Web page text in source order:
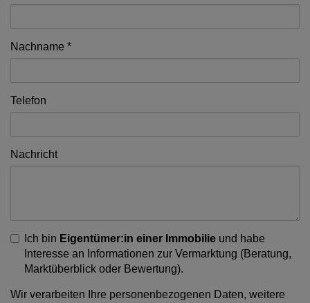
Nachname
Telefon
Nachricht
Ich bin Eigentümer:in einer Immobilie und habe
Interesse an Informationen zur Vermarktung (Beratung,
Marktüberblick oder Bewertung).
Wir verarbeiten Ihre personenbezogenen Daten, weitere